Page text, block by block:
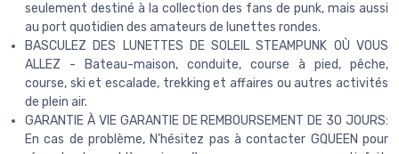
seulement destiné à la collection des fans de punk, mais aussi
au port quotidien des amateurs de lunettes rondes.
BASCULEZ DES LUNETTES DE SOLEIL STEAMPUNK OÙ VOUS
ALLEZ - Bateau-maison, conduite, course à pied, pêche,
course, ski et escalade, trekking et affaires ou autres activités
de plein air.
GARANTIE À VIE GARANTIE DE REMBOURSEMENT DE 30 JOURS:
En cas de problème, N’hésitez pas à contacter GQUEEN pour